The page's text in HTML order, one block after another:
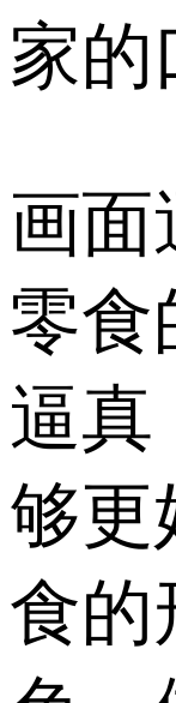
家的
画面
零食
逼真
够更
食的